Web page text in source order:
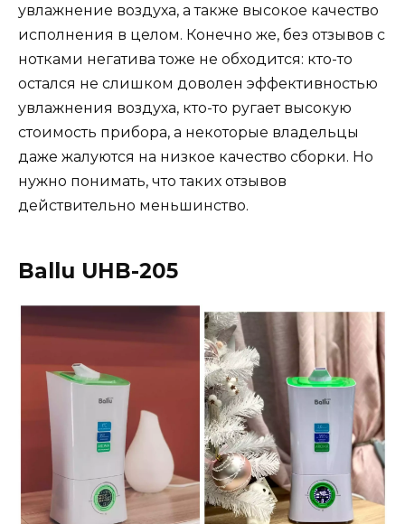
увлажнение воздуха, а также высокое качество
исполнения в целом. Конечно же, без отзывов с
нотками негатива тоже не обходится: кто-то
остался не слишком доволен эффективностью
увлажнения воздуха, кто-то ругает высокую
стоимость прибора, а некоторые владельцы
даже жалуются на низкое качество сборки. Но
нужно понимать, что таких отзывов
действительно меньшинство.
Ballu UHB-205